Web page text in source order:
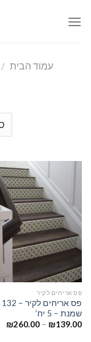
עמוד הבית /
פס אריחים לקיר
שמנת – 5 יח’
₪139.00
–
₪260.00